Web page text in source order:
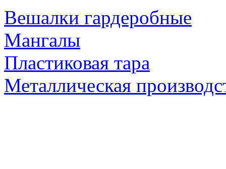
Вешалки гардеробные
Мангалы
Пластиковая тара
Металлическая